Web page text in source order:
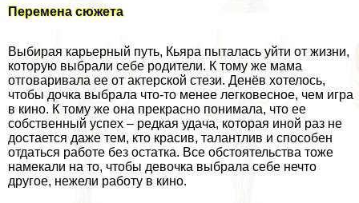
Перемена сюжета
Выбирая карьерный путь, Кьяра пыталась уйти от жизни,
которую выбрали себе родители. К тому же мама
отговаривала ее от актерской стези. Денёв хотелось,
чтобы дочка выбрала что-то менее легковесное, чем игра
в кино. К тому же она прекрасно понимала, что ее
собственный успех – редкая удача, которая иной раз не
достается даже тем, кто красив, талантлив и способен
отдаться работе без остатка. Все обстоятельства тоже
намекали на то, чтобы дeвoчка выбрала себе нечто
другое, нежели работу в кино.